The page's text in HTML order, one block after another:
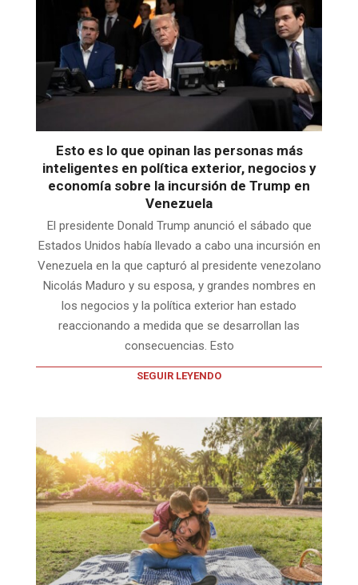
Esto es lo que opinan las personas más
inteligentes en política exterior, negocios y
economía sobre la incursión de Trump en
Venezuela
El presidente Donald Trump anunció el sábado que
Estados Unidos había llevado a cabo una incursión en
Venezuela en la que capturó al presidente venezolano
Nicolás Maduro y su esposa, y grandes nombres en
los negocios y la política exterior han estado
reaccionando a medida que se desarrollan las
consecuencias. Esto
SEGUIR LEYENDO